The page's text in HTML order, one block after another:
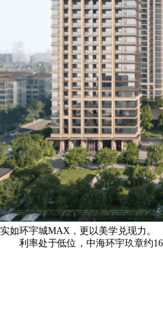
实如环宇城MAX，更以美学兑现力。
利率处于低位，中海环宇玖章约16